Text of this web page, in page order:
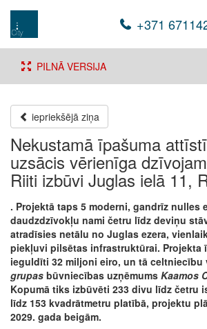
+371
PILNĀ VERSIJA
iepriekšējā ziņa
Nekustamā īpašuma
uzsācis vērienīga
Riiti izbūvi Juglas ielā 11,
. Projektā taps 5 moderni, gandrīz nulles
daudzdzīvokļu nami četru līdz deviņu
atradīsies netālu no Juglas ezera,
piekļuvi pilsētas infrastruktūrai. Projekta
ieguldīti 32 miljoni eiro, un tā celtniecību
grupas būvniecības uzņēmums Kaamos
Kopumā tiks izbūvēti 233 divu līdz četru
līdz 153 kvadrātmetru platībā, projektu
2029. gada beigām.